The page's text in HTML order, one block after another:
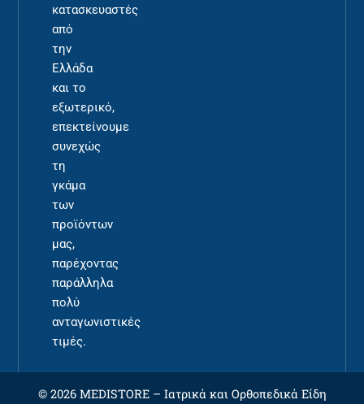
κατασκευαστές
από
την
Ελλάδα
και το
εξωτερικό,
επεκτείνουμε
συνεχώς
τη
γκάμα
των
προϊόντων
μας,
παρέχοντας
παράλληλα
πολύ
ανταγωνιστικές
τιμές.
© 2026 MEDISTORE – Ιατρικά και Ορθοπεδικά Είδη